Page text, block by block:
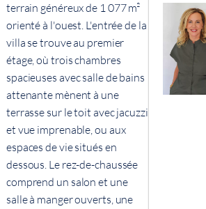
terrain généreux de 1 077 m²
orienté à l'ouest. L'entrée de la
villa se trouve au premier
étage, où trois chambres
spacieuses avec salle de bains
attenante mènent à une
terrasse sur le toit avec jacuzzi
et vue imprenable, ou aux
espaces de vie situés en
dessous. Le rez-de-chaussée
comprend un salon et une
salle à manger ouverts, une